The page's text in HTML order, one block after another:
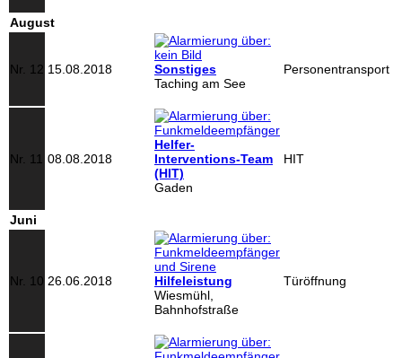
August
Nr. 12 15.08.2018
Sonstiges
Taching am See
Personentransport
Nr. 11 08.08.2018
Helfer-
Interventions-Team
(HIT)
Gaden
HIT
Juni
Nr. 10 26.06.2018
Hilfeleistung
Wiesmühl,
Bahnhofstraße
Türöffnung